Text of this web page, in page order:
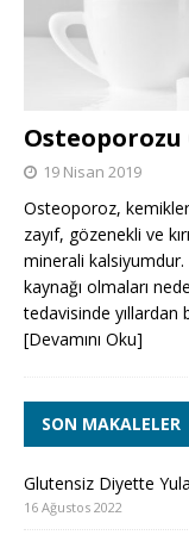
19 Nisan 2019
Osteoporoz,
zayıf, gözenekli ve
minerali
kaynağı olmaları
tedavisinde yıllardan
[Devamını Oku]
SON MAKALELER
Glutensiz Diyette
16 Ağustos 2022